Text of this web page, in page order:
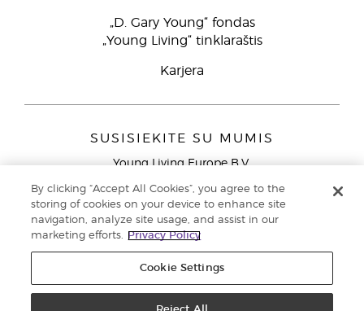
„D. Gary Young“ fondas
„Young Living“ tinklaraštis
Karjera
SUSISIEKITE SU MUMIS
Young Living Europe B.V.
9727 AJ Groningen
Klientų aptarnavimas (nemokami skambučiai iš laidinių
telefonų Lietuvoje)80030914
By clicking “Accept All Cookies”, you agree to the
storing of cookies on your device to enhance site
navigation, analyze site usage, and assist in our
marketing efforts.
Privacy Policy
Cookie Settings